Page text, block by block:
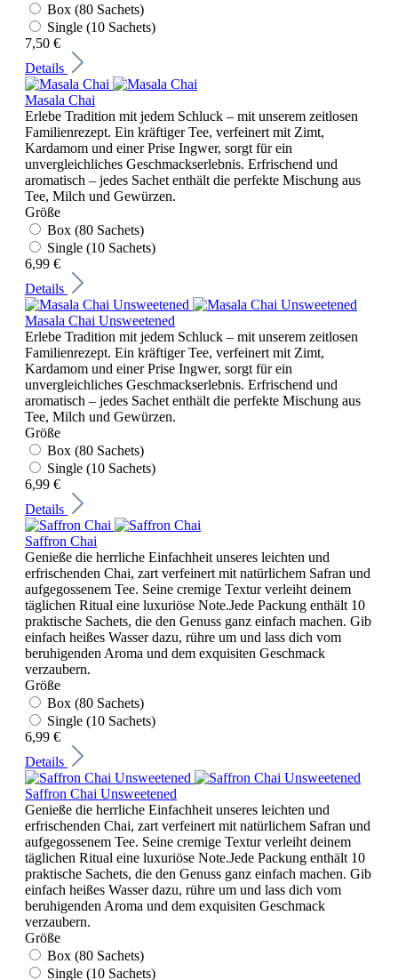
Box (80 Sachets)
Single (10 Sachets)
7,50 €
Details
Masala Chai
Erlebe Tradition mit jedem Schluck – mit unserem zeitlosen
Familienrezept. Ein kräftiger Tee, verfeinert mit Zimt,
Kardamom und einer Prise Ingwer, sorgt für ein
unvergleichliches Geschmackserlebnis. Erfrischend und
aromatisch – jedes Sachet enthält die perfekte Mischung aus
Tee, Milch und Gewürzen.
Größe
Box (80 Sachets)
Single (10 Sachets)
6,99 €
Details
Masala Chai Unsweetened
Erlebe Tradition mit jedem Schluck – mit unserem zeitlosen
Familienrezept. Ein kräftiger Tee, verfeinert mit Zimt,
Kardamom und einer Prise Ingwer, sorgt für ein
unvergleichliches Geschmackserlebnis. Erfrischend und
aromatisch – jedes Sachet enthält die perfekte Mischung aus
Tee, Milch und Gewürzen.
Größe
Box (80 Sachets)
Single (10 Sachets)
6,99 €
Details
Saffron Chai
Genieße die herrliche Einfachheit unseres leichten und
erfrischenden Chai, zart verfeinert mit natürlichem Safran und
aufgegossenem Tee. Seine cremige Textur verleiht deinem
täglichen Ritual eine luxuriöse Note.Jede Packung enthält 10
praktische Sachets, die den Genuss ganz einfach machen. Gib
einfach heißes Wasser dazu, rühre um und lass dich vom
beruhigenden Aroma und dem exquisiten Geschmack
verzaubern.
Größe
Box (80 Sachets)
Single (10 Sachets)
6,99 €
Details
Saffron Chai Unsweetened
Genieße die herrliche Einfachheit unseres leichten und
erfrischenden Chai, zart verfeinert mit natürlichem Safran und
aufgegossenem Tee. Seine cremige Textur verleiht deinem
täglichen Ritual eine luxuriöse Note.Jede Packung enthält 10
praktische Sachets, die den Genuss ganz einfach machen. Gib
einfach heißes Wasser dazu, rühre um und lass dich vom
beruhigenden Aroma und dem exquisiten Geschmack
verzaubern.
Größe
Box (80 Sachets)
Single (10 Sachets)